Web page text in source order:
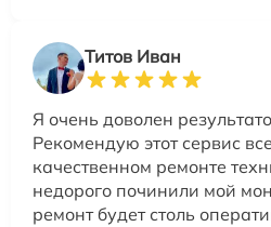
Титов Иван
Я очень доволен
Рекомендую этот сервис
качественном ремонте
недорого починили мой
ремонт будет столь